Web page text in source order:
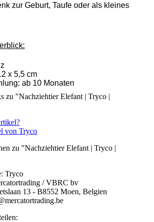
zur Geburt, Taufe oder als kleines
x 5,5 cm
ab 10 Monaten
zu "Nachziehtier Elefant | Tryco |
von Tryco
zu "Nachziehtier Elefant | Tryco |
Tryco
/ VBRC bv
13 - B8552 Moen, Belgien